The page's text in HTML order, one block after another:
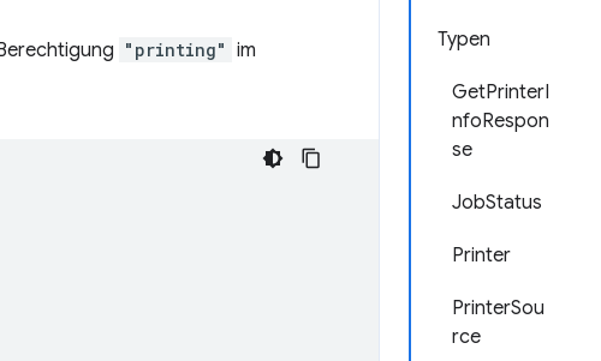
Typen
GetPrinterI
nfoRespon
se
JobStatus
Printer
PrinterSou
rce
"printing" im